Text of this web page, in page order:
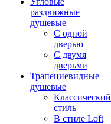
раздвижные
душевые
С одной
дверью
С двумя
дверьми
Трапециевидные
душевые
Классический
стиль
В стиле Loft